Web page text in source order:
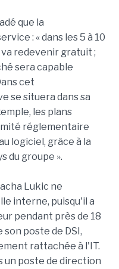
que la
: « dans les 5 à 10
redevenir gratuit ;
sera capable
cet
se situera dans sa
les plans
réglementaire
logiciel, grâce à la
du groupe ».
Lukic ne
interne, puisqu'il a
pendant près de 18
son poste de DSI,
rattachée à l'IT.
un poste de direction